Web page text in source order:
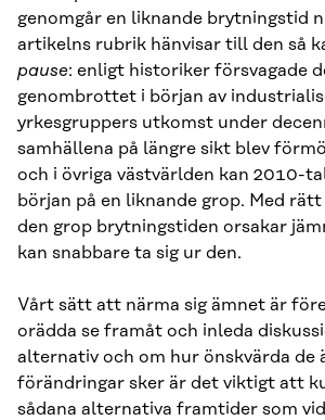
genomgår en liknande brytningstid
artikelns rubrik hänvisar till den så
pause: enligt historiker försvagade
genombrottet i början av
yrkesgruppers utkomst under
samhällena på längre sikt blev
och i övriga västvärlden kan 2010-
början på en liknande grop. Med
den grop brytningstiden orsakar
kan snabbare ta sig ur den.
Vårt sätt att närma sig ämnet är
orädda se framåt och inleda
alternativ och om hur önskvärda de
förändringar sker är det viktigt att
sådana alternativa framtider som